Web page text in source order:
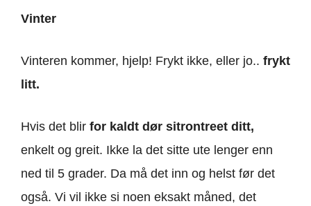
Vinter
Vinteren kommer, hjelp! Frykt ikke, eller jo.. frykt
litt.
Hvis det blir for kaldt dør sitrontreet ditt,
enkelt og greit. Ikke la det sitte ute lenger enn
ned til 5 grader. Da må det inn og helst før det
også. Vi vil ikke si noen eksakt måned, det